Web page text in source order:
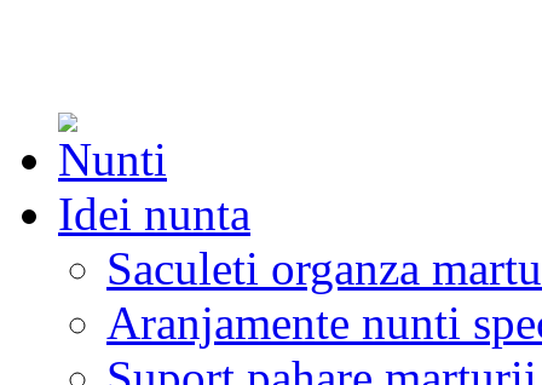
Idei nunta
Saculeti organza
Aranjamente nunti